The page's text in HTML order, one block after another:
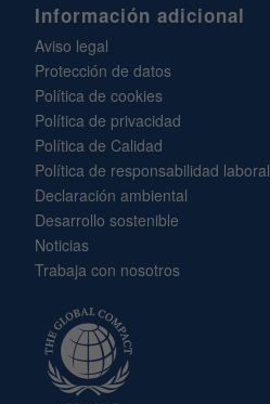
Información adicional
Aviso legal
Protección de datos
Política de cookies
Política de privacidad
Política de Calidad
Política de responsabilidad laboral
Declaración ambiental
Desarrollo sostenible
Noticias
Trabaja con nosotros